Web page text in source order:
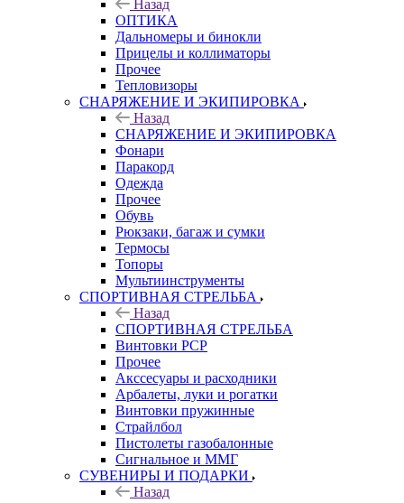
Назад
ОПТИКА
Дальномеры и бинокли
Прицелы и коллиматоры
Прочее
Тепловизоры
СНАРЯЖЕНИЕ И ЭКИПИРОВКА
Назад
СНАРЯЖЕНИЕ И ЭКИПИРОВКА
Фонари
Паракорд
Одежда
Прочее
Обувь
Рюкзаки, багаж и сумки
Термосы
Топоры
Мультиинструменты
СПОРТИВНАЯ СТРЕЛЬБА
Назад
СПОРТИВНАЯ СТРЕЛЬБА
Винтовки PCP
Прочее
Акссесуары и расходники
Арбалеты, луки и рогатки
Винтовки пружинные
Страйлбол
Пистолеты газобалонные
Сигнальное и ММГ
СУВЕНИРЫ И ПОДАРКИ
Назад